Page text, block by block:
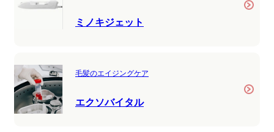
ミノキジェット
毛髪のエイジングケア
エクソバイタル